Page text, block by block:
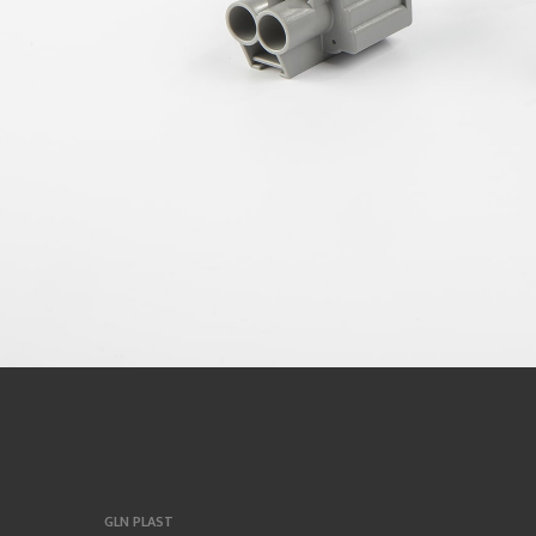
GLN PLAST